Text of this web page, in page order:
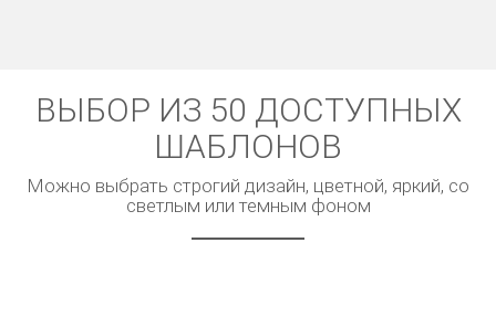
ВЫБОР ИЗ 50 ДОСТУПНЫХ
ШАБЛОНОВ
Можно выбрать строгий дизайн, цветной, яркий, со
светлым или темным фоном